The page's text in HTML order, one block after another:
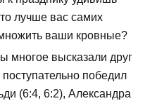
лучше вас самих
ваши кровные?
многое высказали друг
победил
(6:4, 6:2), Александра